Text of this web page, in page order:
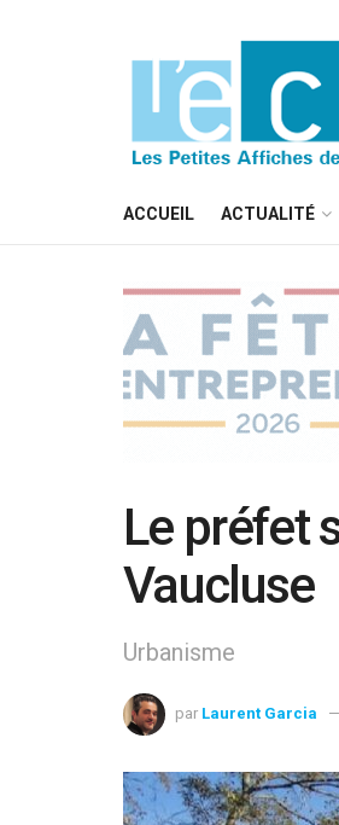
ACCUEIL ACTUALITÉ
Le préfet
Vaucluse
Urbanisme
par Laurent Garcia